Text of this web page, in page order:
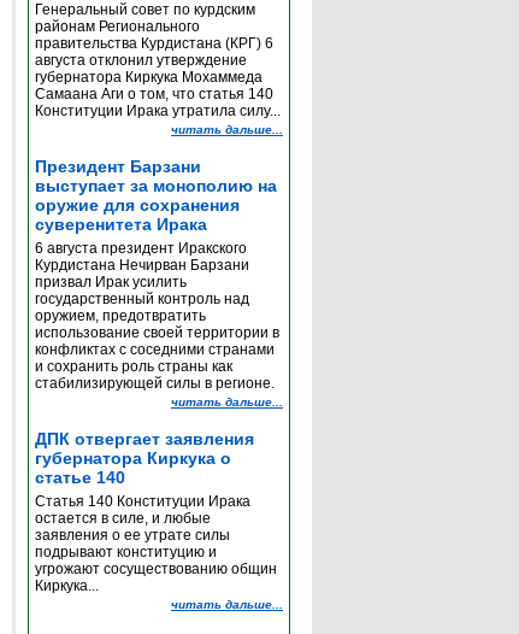
Генеральный совет по курдским
районам Регионального
правительства Курдистана (КРГ) 6
августа отклонил утверждение
губернатора Киркука Мохаммеда
Самаана Аги о том, что статья 140
Конституции Ирака утратила силу...
читать дальше...
Президент Барзани
выступает за монополию на
оружие для сохранения
суверенитета Ирака
6 августа президент Иракского
Курдистана Нечирван Барзани
призвал Ирак усилить
государственный контроль над
оружием, предотвратить
использование своей территории в
конфликтах с соседними странами
и сохранить роль страны как
стабилизирующей силы в регионе.
читать дальше...
ДПК отвергает заявления
губернатора Киркука о
статье 140
Статья 140 Конституции Ирака
остается в силе, и любые
заявления о ее утрате силы
подрывают конституцию и
угрожают сосуществованию общин
Киркука...
читать дальше...